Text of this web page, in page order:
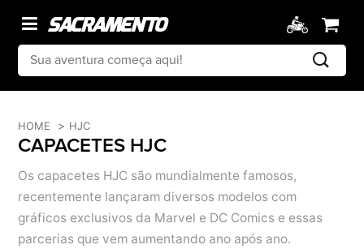
HOME HJC
CAPACETES HJC
Os capacetes HJC são mundialmente famosos,
recentemente lançaram diversos modelos com
gráficos exclusivos da Marvel e DC Comics e essas
parcerias que vem aumentando ano após ano.